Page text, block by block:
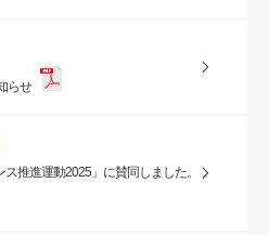
らせ
推進運動2025」に賛同しました。